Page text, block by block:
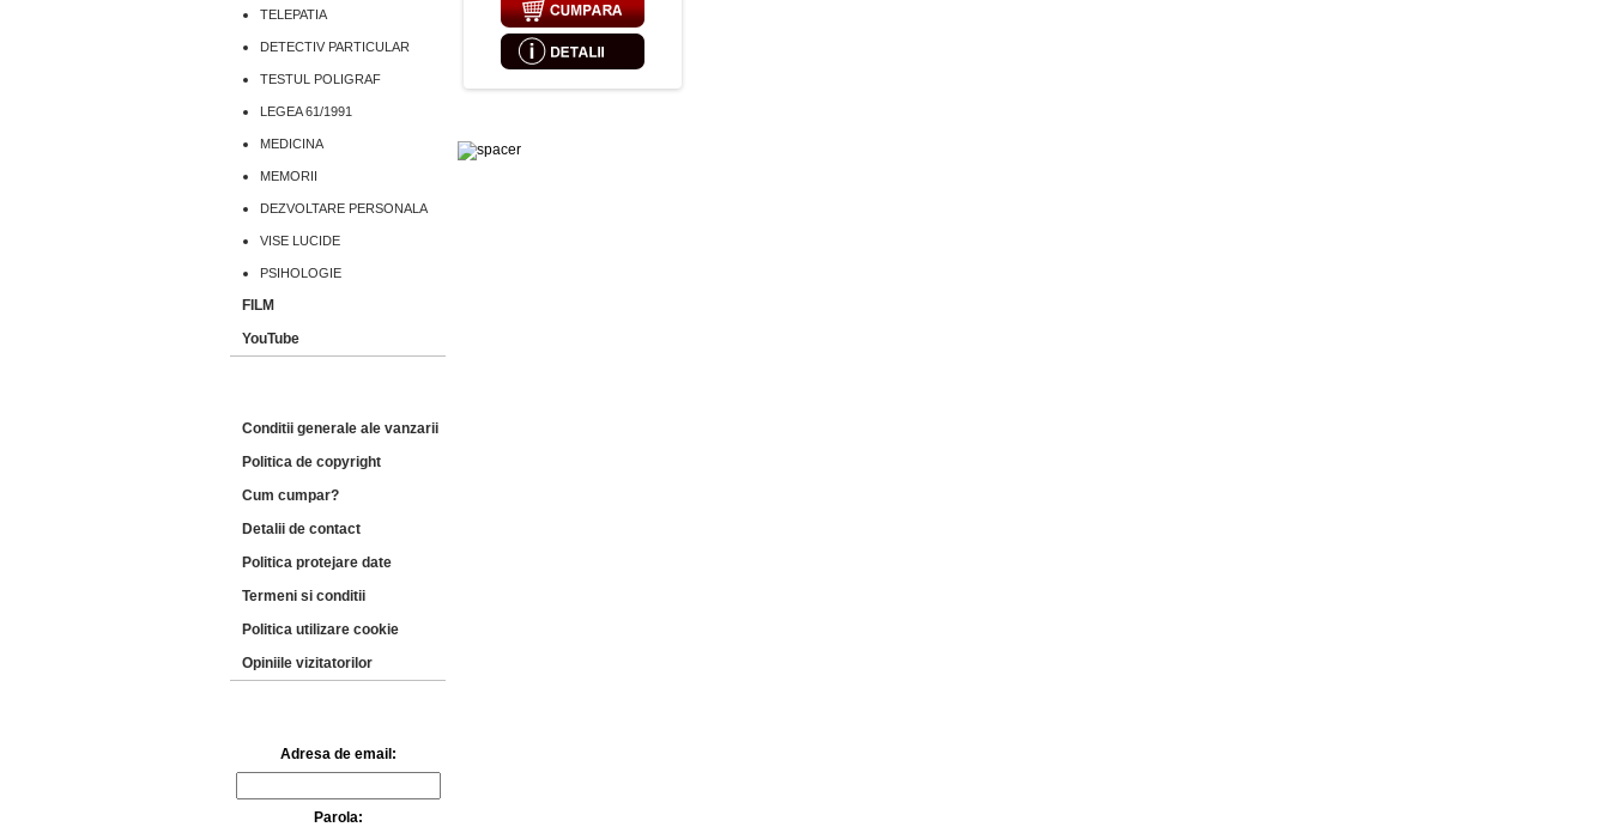
TELEPATIA
DETECTIV PARTICULAR
TESTUL POLIGRAF
LEGEA 61/1991
MEDICINA
MEMORII
DEZVOLTARE PERSONALA
VISE LUCIDE
PSIHOLOGIE
FILM
YouTube
Conditii generale ale vanzarii
Politica de copyright
Cum cumpar?
Detalii de contact
Politica protejare date
Termeni si conditii
Politica utilizare cookie
Opiniile vizitatorilor
Adresa de email:
Parola: